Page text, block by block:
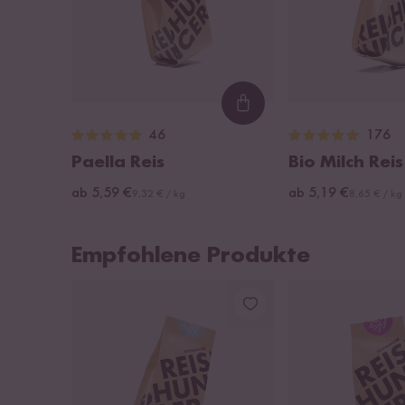
Loading...
46
Paella Reis
ab 5,59 €
176
Bio Milch Reis
ab 5,19 €
Empfohlene Produkte